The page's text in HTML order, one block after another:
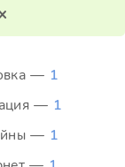
— 1
— 1
— 1